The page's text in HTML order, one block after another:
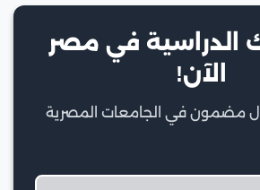
الدراسية في مصر
الآن!
مضمون في الجامعات المصرية